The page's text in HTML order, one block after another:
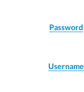
Password
Username